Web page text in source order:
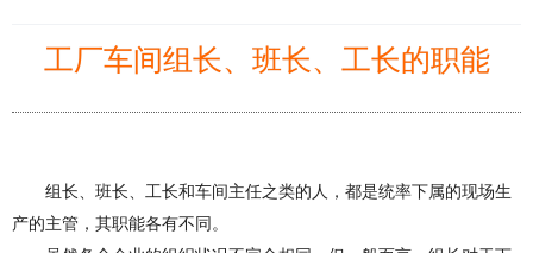
工厂车间组长、班长、工长的职能
组长、班长、工长和车间主任之类的人，都是统率下属的现场生
产的主管，其职能各有不同。